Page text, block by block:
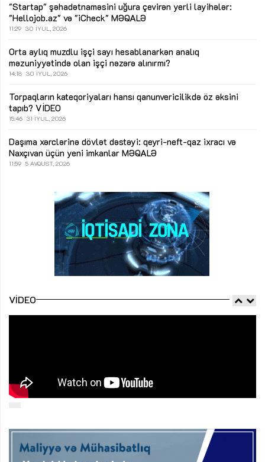
"Startap" şəhadətnaməsini uğura çevirən yerli layihələr:
"Hellojob.az" və "iCheck" MƏQALƏ
11:29 30 İYUL, 2026
Orta aylıq muzdlu işçi sayı hesablanarkən analıq
məzuniyyətində olan işçi nəzərə alınırmı?
14:18 30 İYUL, 2026
Torpaqların kateqoriyaları hansı qanunvericilikdə öz əksini
tapıb? VİDEO
15:46 31 İYUL, 2026
Daşıma xərclərinə dövlət dəstəyi: qeyri-neft-qaz ixracı və
Naxçıvan üçün yeni imkanlar MƏQALƏ
11:59 5 AVQUST, 2026
VIDEO